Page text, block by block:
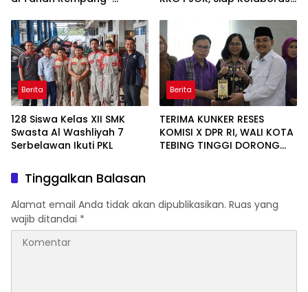
dan Berprestasi
Berita
128 Siswa Kelas XII SMK
Swasta Al Washliyah 7
Serbelawan Ikuti PKL
Berita
TERIMA KUNKER RESES
KOMISI X DPR RI, WALI KOTA
TEBING TINGGI DORONG
Tinggalkan Balasan
Alamat email Anda tidak akan dipublikasikan. Ruas yang
wajib ditandai *